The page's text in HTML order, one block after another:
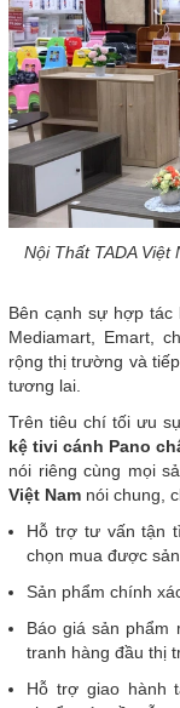
Nội Thất TADA
Bên cạnh sự hợp tác
Mediamart, Emart,
rộng thị trường và
tương lai.
Trên tiêu chí tối ưu
kệ tivi cánh Pano
nói riêng cùng mọi
Việt Nam nói chung,
Hỗ trợ tư vấn tận
chọn mua được
Sản phẩm chính
Báo giá sản phẩm
tranh hàng đầu thị
Hỗ trợ giao hành